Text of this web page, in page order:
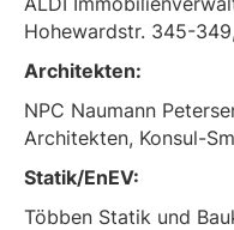
Hohewardstr. 345-
Architekten:
NPC Naumann
Architekten, Konsul-
Statik/EnEV:
Többen Statik und